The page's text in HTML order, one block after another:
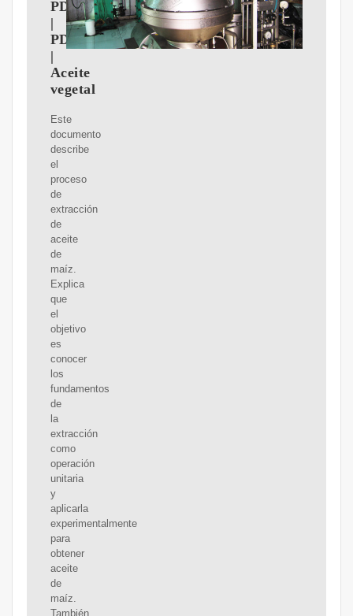
PDF
|
PDF
|
Aceite
vegetal
Este
documento
describe
el
proceso
de
extracción
de
aceite
de
maíz.
Explica
que
el
objetivo
es
conocer
los
fundamentos
de
la
extracción
como
operación
unitaria
y
aplicarla
experimentalmente
para
obtener
aceite
de
maíz.
También